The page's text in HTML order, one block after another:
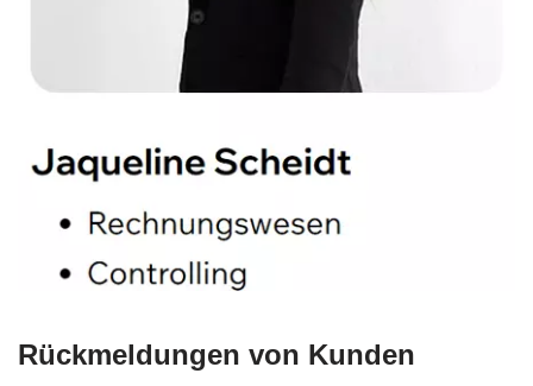
Rückmeldungen von Kunden